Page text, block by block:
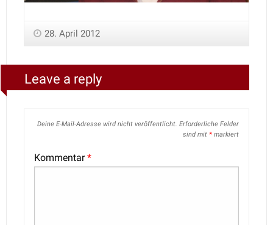
28. April 2012
Leave a reply
Deine E-Mail-Adresse wird nicht veröffentlicht. Erforderliche Felder
sind mit * markiert
Kommentar*